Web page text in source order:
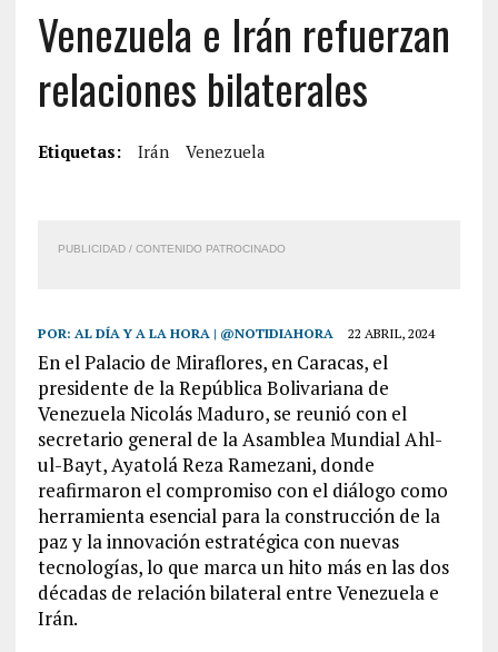
Venezuela e Irán refuerzan
relaciones bilaterales
Etiquetas: Irán Venezuela
PUBLICIDAD / CONTENIDO PATROCINADO
POR: AL DÍA Y A LA HORA | @NOTIDIAHORA 22 ABRIL, 2024
En el Palacio de Miraflores, en Caracas, el
presidente de la República Bolivariana de
Venezuela Nicolás Maduro, se reunió con el
secretario general de la Asamblea Mundial Ahl-
ul-Bayt, Ayatolá Reza Ramezani, donde
reafirmaron el compromiso con el diálogo como
herramienta esencial para la construcción de la
paz y la innovación estratégica con nuevas
tecnologías, lo que marca un hito más en las dos
décadas de relación bilateral entre Venezuela e
Irán.